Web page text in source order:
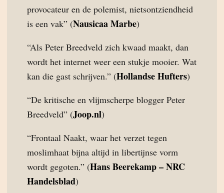
provocateur en de polemist, nietsontziendheid
is een vak” (Nausicaa Marbe)
“Als Peter Breedveld zich kwaad maakt, dan
wordt het internet weer een stukje mooier. Wat
kan die gast schrijven.” (Hollandse Hufters)
“De kritische en vlijmscherpe blogger Peter
Breedveld” (Joop.nl)
“Frontaal Naakt, waar het verzet tegen
moslimhaat bijna altijd in libertijnse vorm
wordt gegoten.” (Hans Beerekamp – NRC
Handelsblad)